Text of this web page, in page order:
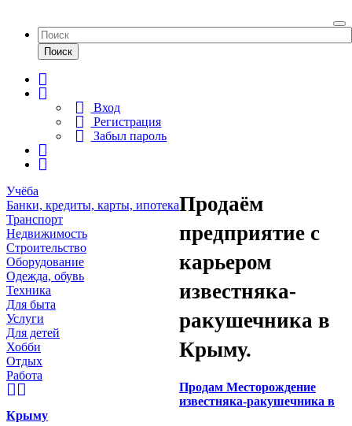
Поиск
Вход
Регистрация
Забыл пароль
Учёба
Банки, кредиты, карты, ипотека
Транспорт
Недвижимость
Строительство
Оборудование
Одежда, обувь
Техника
Для быта
Услуги
Для детей
Хобби
Отдых
Работа
Продаём
предприятие с
карьером
известняка-
ракушечника в
Крыму.
Продам Месторождение
известняка-ракушечника в
Крыму